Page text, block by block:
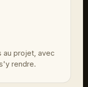
au projet, avec
rendre.